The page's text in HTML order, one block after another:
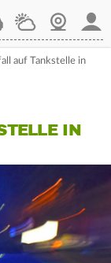
WetterWebcam
auf Tankstelle in
IN